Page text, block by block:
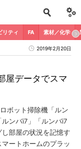
リティ FA 素材／化学
2019年2月20日
屋データでスマ
ボット掃除機「ルン
ンバi7」「ルンバi7
部屋の状況を記憶す
ートホームのプラッ